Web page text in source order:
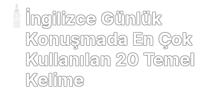
İngilizce Günlük
Konuşmada En Çok
Kullanılan 20 Temel
Kelime